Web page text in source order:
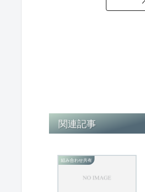
関連記事
組み合わせ共有